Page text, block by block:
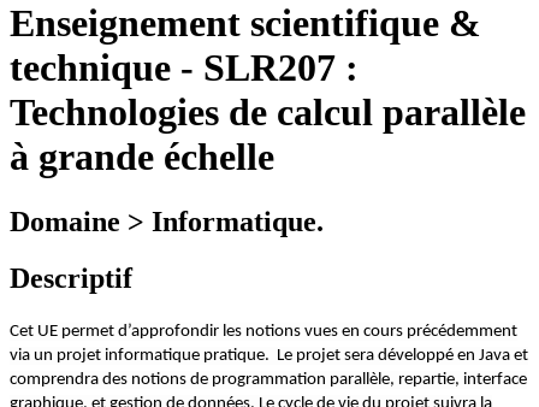
Enseignement scientifique &
technique - SLR207 :
Technologies de calcul parallèle
à grande échelle
Domaine > Informatique.
Descriptif
Cet UE permet d’approfondir les notions vues en cours précédemment
via un projet informatique pratique. Le projet sera développé en Java et
comprendra des notions de programmation parallèle, repartie, interface